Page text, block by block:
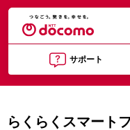
サポート
らくらくスマート